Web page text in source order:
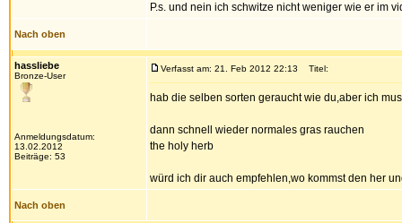
P.s. und nein ich schwitze nicht weniger wie er im
Nach oben
hassliebe
Bronze-User
Anmeldungsdatum:
13.02.2012
Beiträge: 53
Verfasst am: 21. Feb 2012 22:13 Titel:
hab die selben sorten geraucht wie du,aber ich
dann schnell wieder normales gras rauchen
the holy herb
würd ich dir auch empfehlen,wo kommst den her
Nach oben